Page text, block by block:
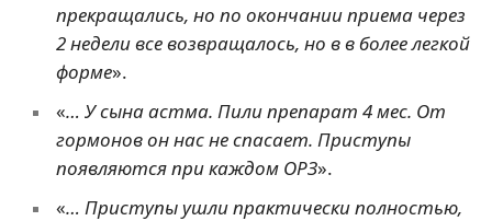
прекращались, но по окончании приема через
2 недели все возвращалось, но в в более легкой
форме».
«… У сына астма. Пили препарат 4 мес. От
гормонов он нас не спасает. Приступы
появляются при каждом ОРЗ».
«… Приступы ушли практически полностью,